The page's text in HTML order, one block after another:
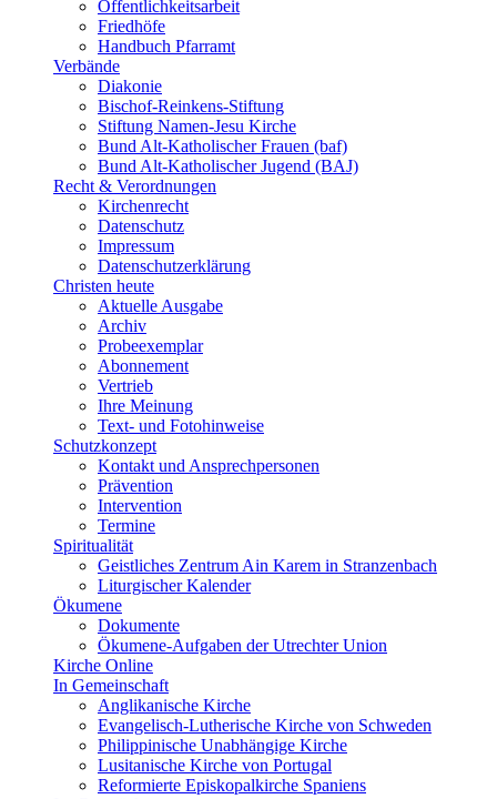
Öffentlichkeitsarbeit
Friedhöfe
Handbuch Pfarramt
Verbände
Diakonie
Bischof-Reinkens-Stiftung
Stiftung Namen-Jesu Kirche
Bund Alt-Katholischer Frauen (baf)
Bund Alt-Katholischer Jugend (BAJ)
Recht & Verordnungen
Kirchenrecht
Datenschutz
Impressum
Datenschutzerklärung
Christen heute
Aktuelle Ausgabe
Archiv
Probeexemplar
Abonnement
Vertrieb
Ihre Meinung
Text- und Fotohinweise
Schutzkonzept
Kontakt und Ansprechpersonen
Prävention
Intervention
Termine
Spiritualität
Geistliches Zentrum Ain Karem in Stranzenbach
Liturgischer Kalender
Ökumene
Dokumente
Ökumene-Aufgaben der Utrechter Union
Kirche Online
In Gemeinschaft
Anglikanische Kirche
Evangelisch-Lutherische Kirche von Schweden
Philippinische Unabhängige Kirche
Lusitanische Kirche von Portugal
Reformierte Episkopalkirche Spaniens